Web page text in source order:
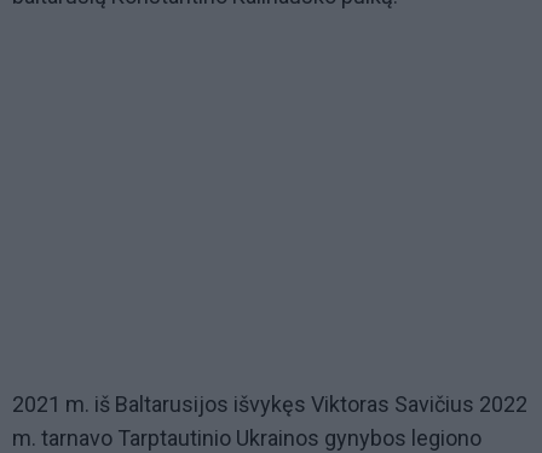
2021 m. iš Baltarusijos išvykęs Viktoras Savičius 2022
m. tarnavo Tarptautinio Ukrainos gynybos legiono